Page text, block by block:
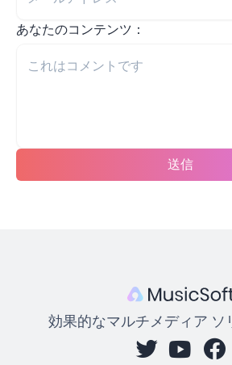
あなたのコンテンツ：
送信
効果的なマルチメディア ソ